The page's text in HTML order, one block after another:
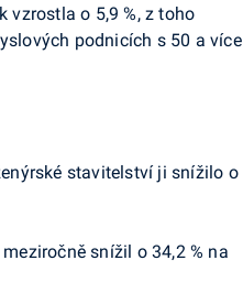
vzrostla o 5,9 %, z toho
podnicích s 50 a více
stavitelství ji snížilo o
meziročně snížil o 34,2 % na